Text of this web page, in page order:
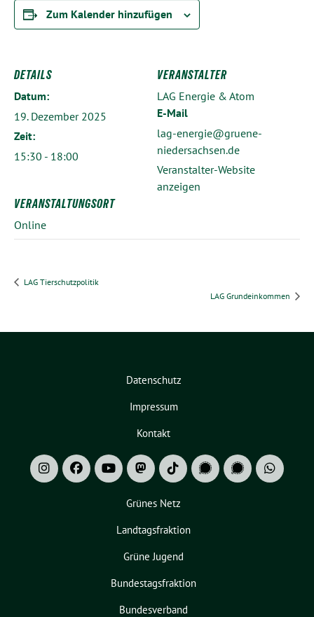
Zum Kalender hinzufügen
DETAILS
Datum:
19. Dezember 2025
Zeit:
15:30 - 18:00
VERANSTALTUNGSORT
Online
VERANSTALTER
LAG Energie & Atom
E-Mail
lag-energie@gruene-
niedersachsen.de
Veranstalter-Website
anzeigen
LAG Tierschutzpolitik
LAG Grundeinkommen
Datenschutz
Impressum
Kontakt
Grünes Netz
Landtagsfraktion
Grüne Jugend
Bundestagsfraktion
Bundesverband